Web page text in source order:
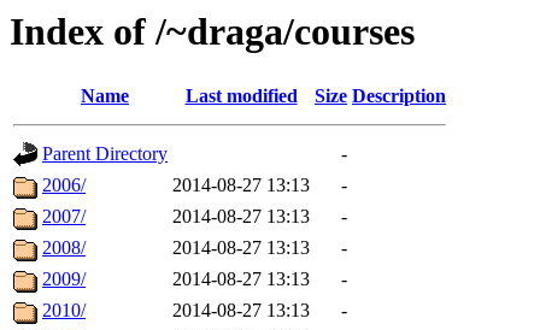
Index of /~draga/courses
Name Last modified Size Description
Parent Directory
-
2006/
2014-08-27 13:13
-
2007/
2014-08-27 13:13
-
2008/
2014-08-27 13:13
-
2009/
2014-08-27 13:13
-
2010/
2014-08-27 13:13
-